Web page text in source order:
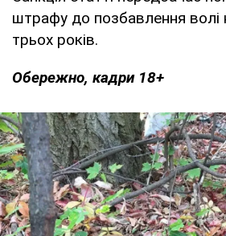
штрафу до позбавлення волі
трьох років.
Обережно, кадри 18+